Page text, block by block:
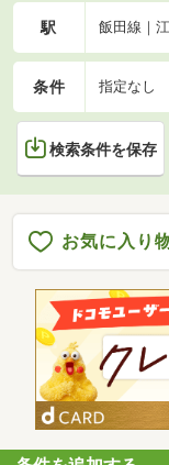
駅 飯田線｜
条件 指定なし
検索条件を保存
お気に入り